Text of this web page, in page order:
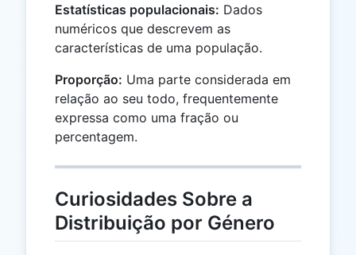
Estatísticas populacionais: Dados
numéricos que descrevem as
características de uma população.
Proporção: Uma parte considerada em
relação ao seu todo, frequentemente
expressa como uma fração ou
percentagem.
Curiosidades Sobre a
Distribuição por Género